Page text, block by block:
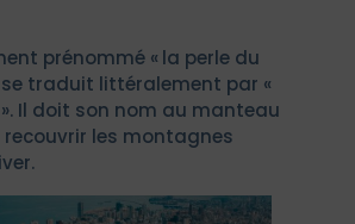
prénommé « la perle du
se traduit littéralement par «
». Il doit son nom au manteau
les montagnes